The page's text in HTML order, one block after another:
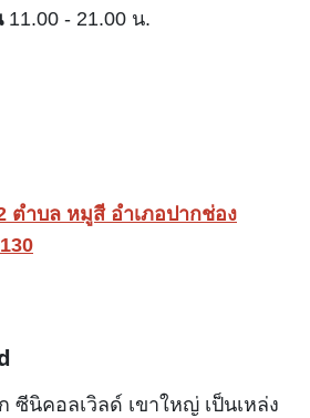
11.00 - 21.00 น.
ตำบล หมูสี อำเภอปากช่อง
ซีนิคอลเวิลด์ เขาใหญ่ เป็นเหล่ง